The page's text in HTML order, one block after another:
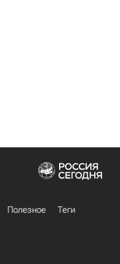
Полезное
Теги